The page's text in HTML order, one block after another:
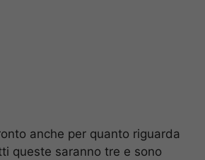
anche per quanto riguarda
queste saranno tre e sono